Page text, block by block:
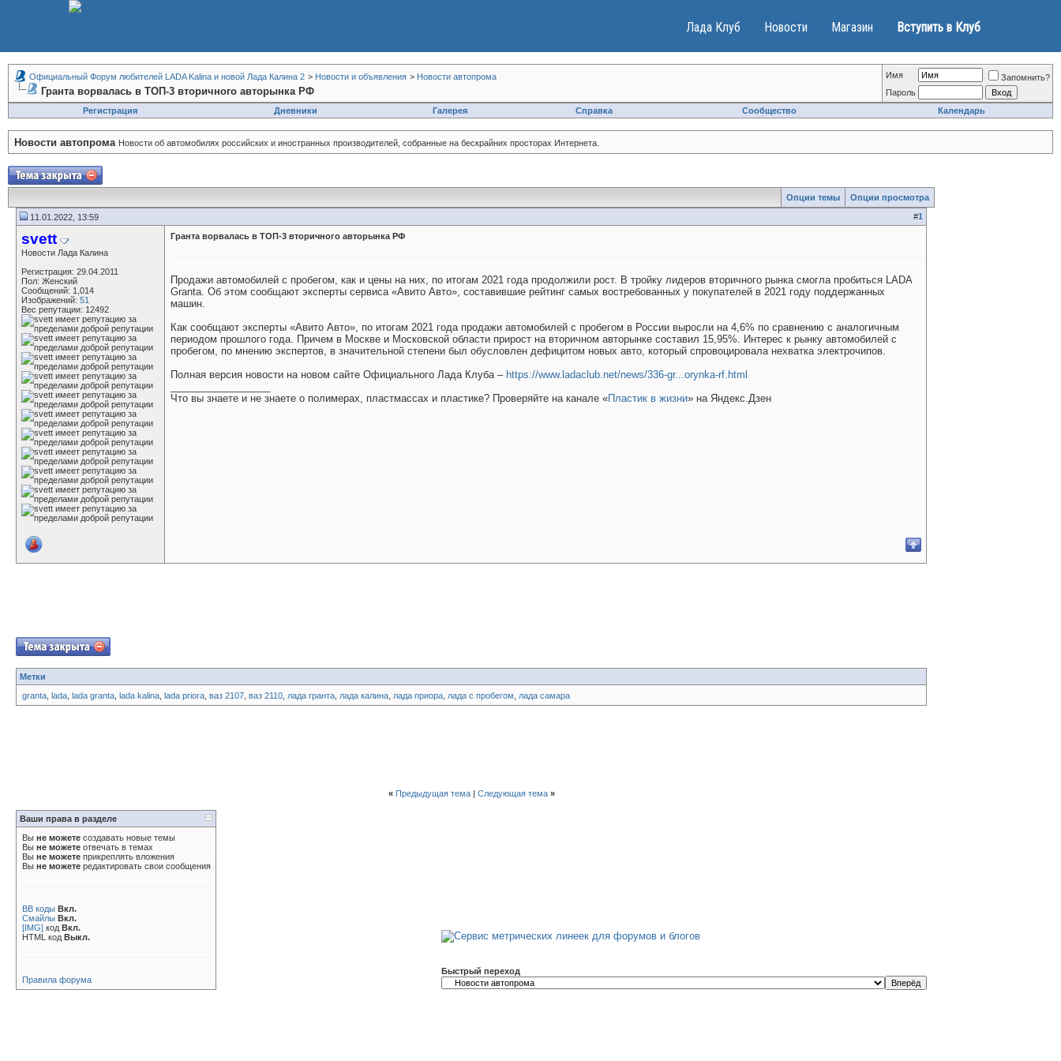
Лада Клуб Новости Магазин Вступить в Клуб
Официальный Форум любителей LADA Kalina и новой Лада Калина 2 > Новости и объявления > Новости автопрома
Гранта ворвалась в ТОП-3 вторичного авторынка РФ
Имя
Запомнить?
Пароль
Регистрация
Дневники Галерея Справка Сообщество Календарь
Новости автопрома Новости об автомобилях российских и иностранных производителей, собранные на бескрайних просторах Интернета.
Опции темы Опции просмотра
11.01.2022, 13:59 #1
svett
Новости Лада Калина
Регистрация: 29.04.2011
Пол: Женский
Сообщений: 1,014
Изображений: 51
Вес репутации: 12492
Гранта ворвалась в ТОП-3 вторичного авторынка РФ
Продажи автомобилей с пробегом, как и цены на них, по итогам 2021 года продолжили рост. В тройку лидеров вторичного рынка смогла пробиться LADA
Granta. Об этом сообщают эксперты сервиса «Авито Авто», составившие рейтинг самых востребованных у покупателей в 2021 году поддержанных
машин.
Как сообщают эксперты «Авито Авто», по итогам 2021 года продажи автомобилей с пробегом в России выросли на 4,6% по сравнению с аналогичным
периодом прошлого года. Причем в Москве и Московской области прирост на вторичном авторынке составил 15,95%. Интерес к рынку автомобилей с
пробегом, по мнению экспертов, в значительной степени был обусловлен дефицитом новых авто, который спровоцировала нехватка электрочипов.
Полная версия новости на новом сайте Официального Лада Клуба – https://www.ladaclub.net/news/336-gr...orynka-rf.html
Что вы знаете и не знаете о полимерах, пластмассах и пластике? Проверяйте на канале «Пластик в жизни» на Яндекс.Дзен
Метки
granta lada lada granta lada kalina lada priora ваз 2107 ваз 2110 лада гранта лада калина лада приора лада с пробегом лада самара
« Предыдущая тема| Следующая тема »
Ваши права в разделе
Вы не можете создавать новые темы
Вы не можете отвечать в темах
Вы не можете прикреплять вложения
Вы не можете редактировать свои сообщения
BB коды Вкл.
Смайлы Вкл.
[IMG] код Вкл.
HTML код Выкл.
Правила форума
Быстрый переход